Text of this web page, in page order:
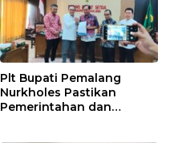
Plt Bupati Pemalang
Nurkholes Pastikan
Pemerintahan dan